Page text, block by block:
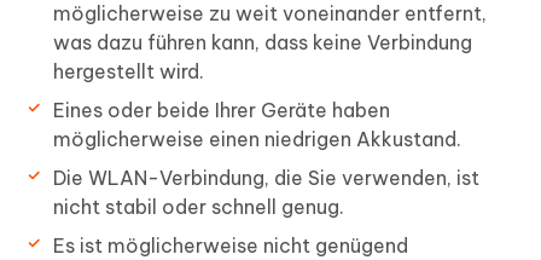
möglicherweise zu weit voneinander entfernt,
was dazu führen kann, dass keine Verbindung
hergestellt wird.
Eines oder beide Ihrer Geräte haben
möglicherweise einen niedrigen Akkustand.
Die WLAN-Verbindung, die Sie verwenden, ist
nicht stabil oder schnell genug.
Es ist möglicherweise nicht genügend